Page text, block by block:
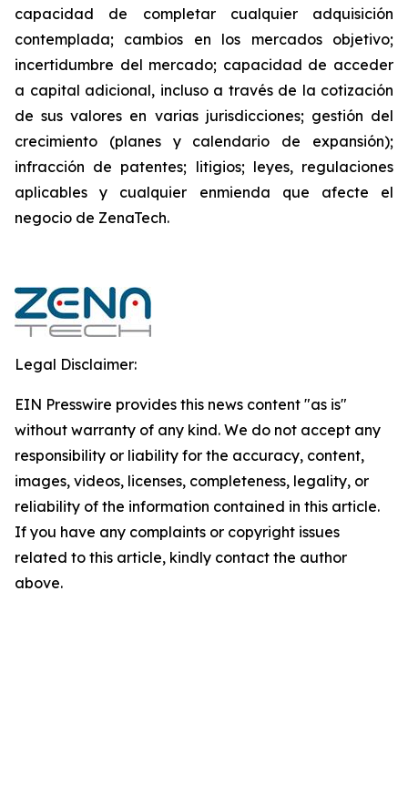
capacidad de completar cualquier adquisición
contemplada; cambios en los mercados objetivo;
incertidumbre del mercado; capacidad de acceder
a capital adicional, incluso a través de la cotización
de sus valores en varias jurisdicciones; gestión del
crecimiento (planes y calendario de expansión);
infracción de patentes; litigios; leyes, regulaciones
aplicables y cualquier enmienda que afecte el
negocio de ZenaTech.
Legal Disclaimer:
EIN Presswire provides this news content "as is"
without warranty of any kind. We do not accept any
responsibility or liability for the accuracy, content,
images, videos, licenses, completeness, legality, or
reliability of the information contained in this article.
If you have any complaints or copyright issues
related to this article, kindly contact the author
above.